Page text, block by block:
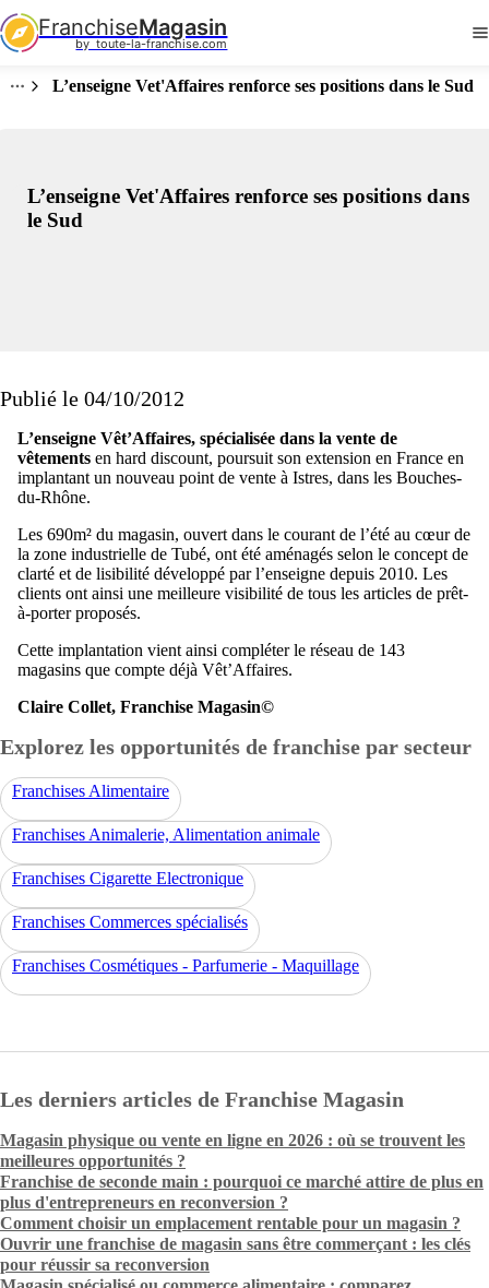
FranchiseMagasin
by  toute-la-franchise.com
L’enseigne Vet'Affaires renforce ses positions dans le Sud
L’enseigne Vet'Affaires renforce ses positions dans
le Sud
Publié le 04/10/2012
L’enseigne Vêt’Affaires, spécialisée dans la vente de
vêtements en hard discount, poursuit son extension en France en
implantant un nouveau point de vente à Istres, dans les Bouches-
du-Rhône.
Les 690m² du magasin, ouvert dans le courant de l’été au cœur de
la zone industrielle de Tubé, ont été aménagés selon le concept de
clarté et de lisibilité développé par l’enseigne depuis 2010. Les
clients ont ainsi une meilleure visibilité de tous les articles de prêt-
à-porter proposés.
Cette implantation vient ainsi compléter le réseau de 143
magasins que compte déjà Vêt’Affaires.
Claire Collet, Franchise Magasin©
Explorez les opportunités de franchise par secteur
Franchises Alimentaire
Franchises Animalerie, Alimentation animale
Franchises Cigarette Electronique
Franchises Commerces spécialisés
Franchises Cosmétiques - Parfumerie - Maquillage
Les derniers articles de Franchise Magasin
Magasin physique ou vente en ligne en 2026 : où se trouvent les
meilleures opportunités ?
Franchise de seconde main : pourquoi ce marché attire de plus en
plus d'entrepreneurs en reconversion ?
Comment choisir un emplacement rentable pour un magasin ?
Ouvrir une franchise de magasin sans être commerçant : les clés
pour réussir sa reconversion